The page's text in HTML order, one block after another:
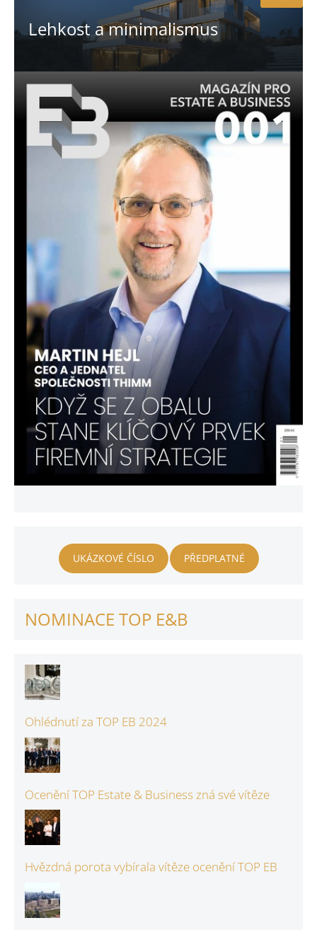
Lehkost a minimalismus
UKÁZKOVÉ ČÍSLO PŘEDPLATNÉ
NOMINACE TOP E&B
Ohlédnutí za TOP EB 2024
Ocenění TOP Estate & Business zná své vítěze
Hvězdná porota vybírala vítěze ocenění TOP EB